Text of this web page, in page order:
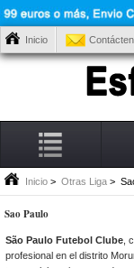
Inicio
Inicio > Otras Liga >
Sao Paulo
São Paulo Futebol Clube,
profesional en el distrito